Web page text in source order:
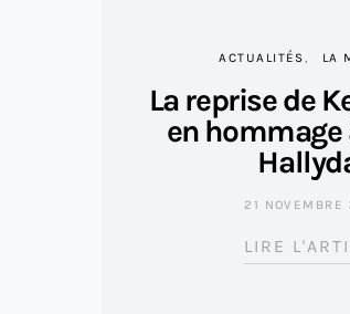
ACTUALITÉS LA
La reprise de
en hommage
21
LIRE